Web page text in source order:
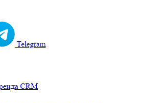
Telegram
CRM